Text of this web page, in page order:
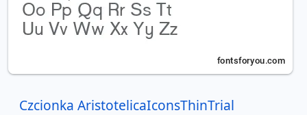
Czcionka AristotelicaIconsThinTrial